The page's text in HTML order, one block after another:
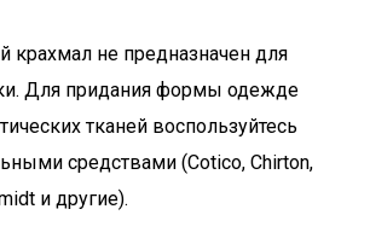
крахмал не предназначен для
Для придания формы одежде
тканей воспользуйтесь
средствами (Cotico, Chirton,
и другие).